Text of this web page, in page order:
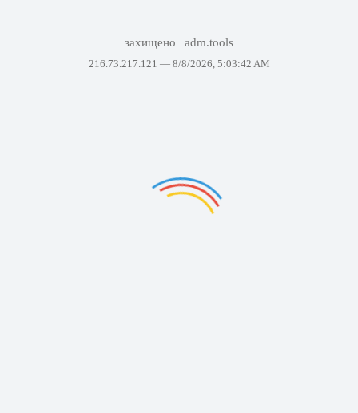
захищено adm.tools
216.73.217.121 — 8/8/2026, 5:03:42 AM